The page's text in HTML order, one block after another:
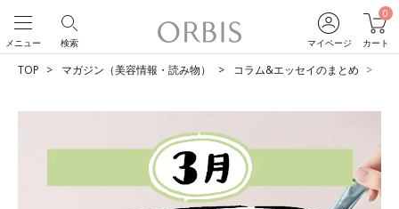
マイページ
0
カート
検索
メニュー
TOP マガジン（美容情報・読み物） コラム&エッセイのまとめ